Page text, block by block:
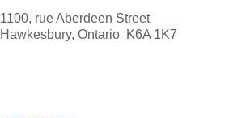
1100, rue Aberdeen Street
Hawkesbury, Ontario K6A 1K7